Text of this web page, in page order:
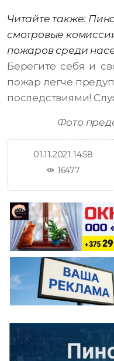
Читайте также:
смотровые
пожаров среди
Берегите себя и
пожар легче
последствиями!
Фото
01.11.2021 14:58
16477